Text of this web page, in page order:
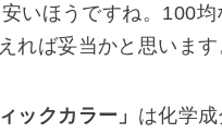
いほうですね。100
れば妥当かと思います
ックカラー」 は化学